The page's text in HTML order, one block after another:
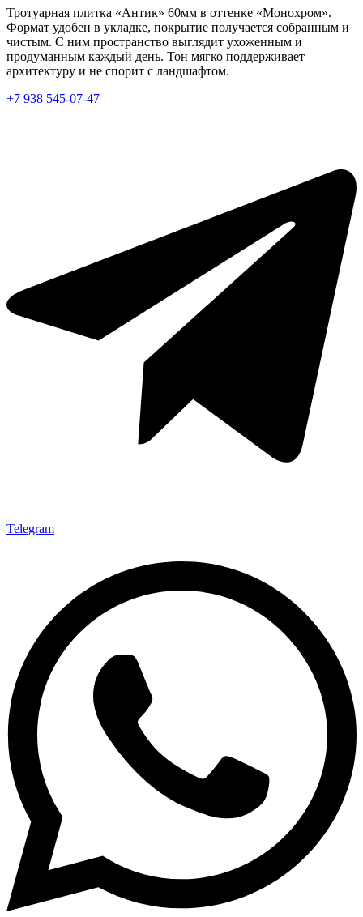
Тротуарная плитка «Антик» 60мм в оттенке «Монохром».
Формат удобен в укладке, покрытие получается собранным и
чистым. С ним пространство выглядит ухоженным и
продуманным каждый день. Тон мягко поддерживает
архитектуру и не спорит с ландшафтом.
+7 938 545-07-47
Telegram